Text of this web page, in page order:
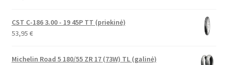
CST C-186 3.00 - 19 45P TT (priekinė)
53,95 €
Michelin Road 5 180/55 ZR 17 (73W) TL (galinė)